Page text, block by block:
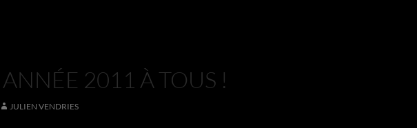
2011 À TOUS !
JULIEN VENDRIES